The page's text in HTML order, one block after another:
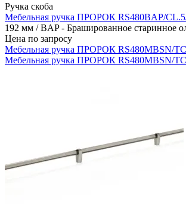
Ручка скоба
Мебельная ручка ПРОРОК RS480BAP/
192 мм / BAP - Брашированное старинное
Цена по запросу
Мебельная ручка ПРОРОК RS480MBSN/
Мебельная ручка ПРОРОК RS480MBSN/